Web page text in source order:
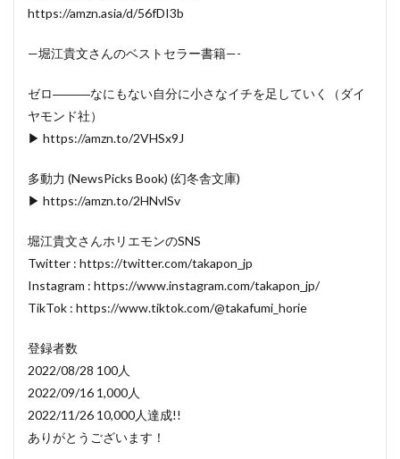
https://amzn.asia/d/56fDI3b
—堀江貴文さんのベストセラー書籍—-
ゼロ―――なにもない自分に小さなイチを足していく（ダイ
ヤモンド社）
▶ https://amzn.to/2VHSx9J
多動力 (NewsPicks Book) (幻冬舎文庫)
▶ https://amzn.to/2HNvlSv
堀江貴文さんホリエモンのSNS
Twitter : https://twitter.com/takapon_jp
Instagram : https://www.instagram.com/takapon_jp/
TikTok : https://www.tiktok.com/@takafumi_horie
登録者数
2022/08/28 100人
2022/09/16 1,000人
2022/11/26 10,000人達成!!
ありがとうございます！